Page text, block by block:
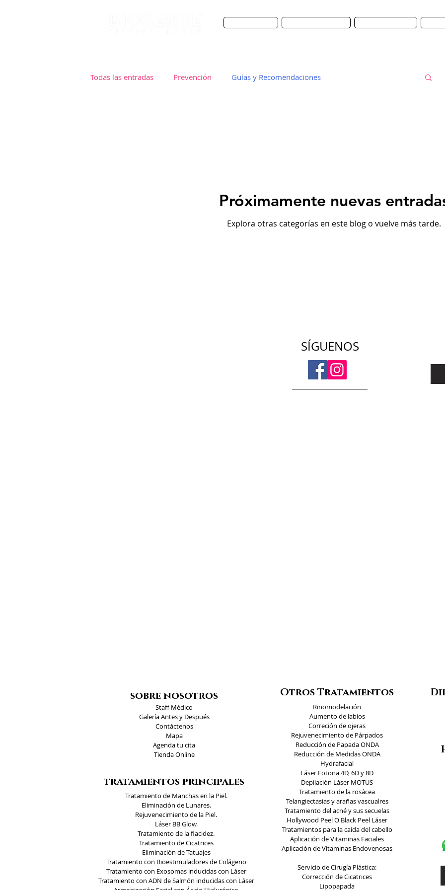
Todas las entradas Prevención Guías y Recomendaciones
Próximamente nuevas
Explora otras categorías en este blog o vuelve más tarde.
SÍGUENOS
sobre nosotros
Staff Médico
Galería Antes y Después
Contáctenos
Mapa
Agenda tu cita
Tienda Online
tratamientos principales
Tratamiento de Manchas en la Piel.
Eliminación de Lunares.
Rejuvenecimiento de la Piel.
Láser BB Glow.
Tratamiento de la flacidez.
Tratamiento de Cicatrices
Eliminación de Tatuajes
Tratamiento con Bioestimuladores de Colágeno
Tratamiento con Exosomas inducidas con Láser
Tratamiento con ADN de Salmón inducidas con Láser
Otros Tratamientos
Rinomodelación
Aumento de labios
Correción de ojeras
Rejuvenecimiento de Párpados
Reducción de Papada ONDA
Reducción de Medidas ONDA
Hydrafacial
Láser Fotona 4D, 6D y 8D
Depilación Láser MOTUS
Tratamiento de la rosácea
Telangiectasias y arañas vascualres
Tratamiento del acné y sus secuelas
Hollywood Peel O Black Peel Láser
Tratamientos para la caída del cabello
Aplicación de Vitaminas Faciales
Aplicación de Vitaminas Endovenosas
Servicio de Cirugía Plástica:
Corrección de Cicatrices
Lipopapada